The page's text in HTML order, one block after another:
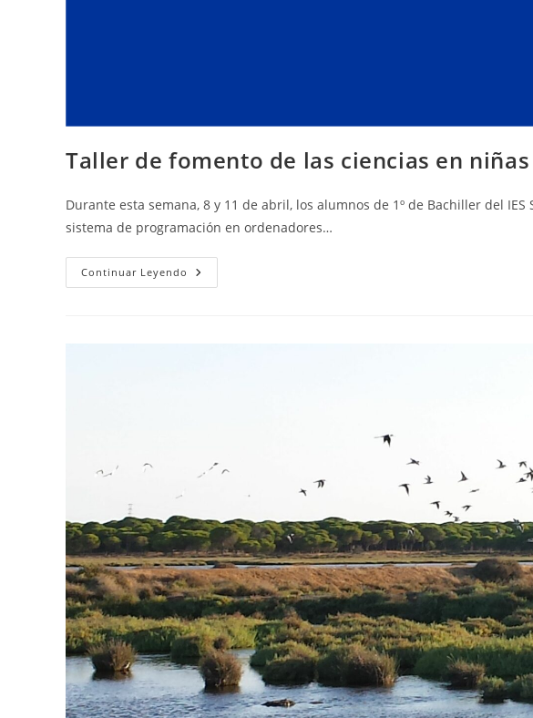
Taller de fomento de las ciencias en niñas
Durante esta semana, 8 y 11 de abril, los alumnos de 1º de Bachiller del
sistema de programación en ordenadores…
Continuar Leyendo Taller
De